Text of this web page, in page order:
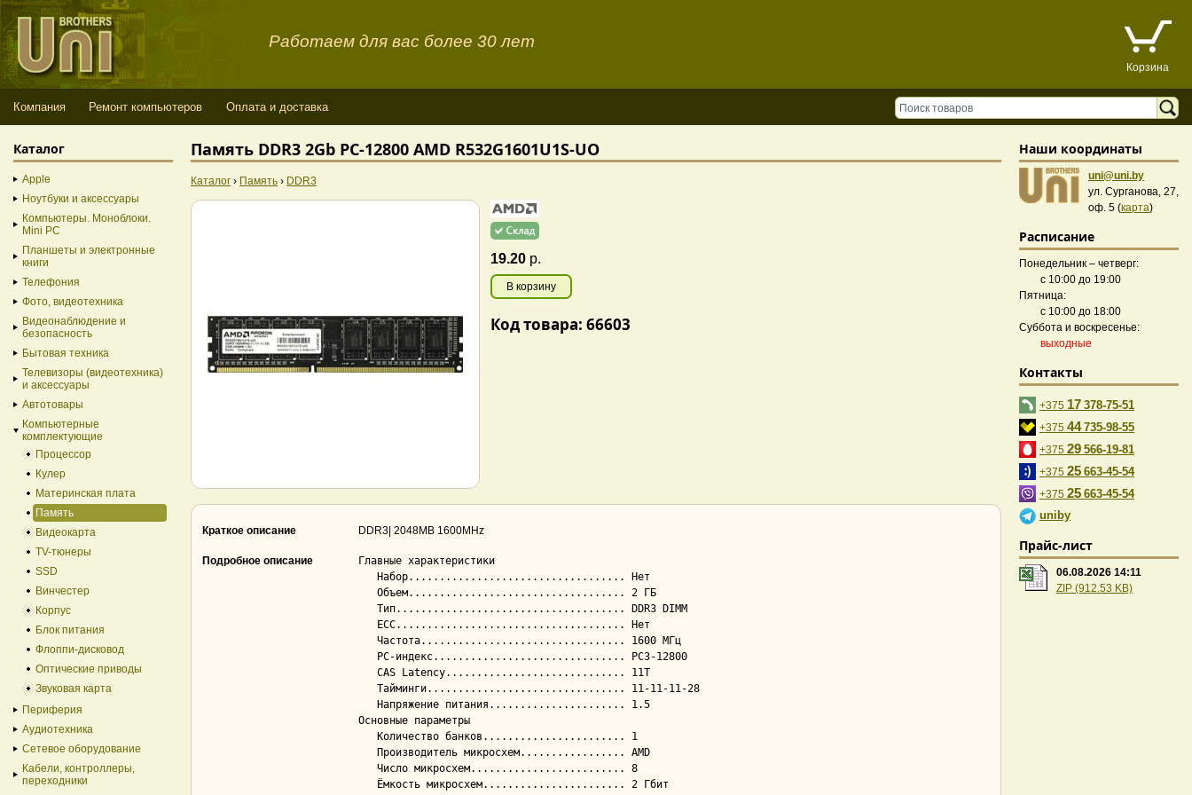
Работаем для вас более 30 лет
Корзина
Компания Ремонт компьютеров Оплата и доставка
Память DDR3 2Gb PC-12800 AMD R532G1601U1S-UO
Каталог › Память › DDR3
19.20 р.
В корзину
Код товара: 66603
Краткое описание DDR3| 2048MB 1600MHz
Подробное описание
Главные характеристики
Основные параметры
Каталог
Apple
Ноутбуки и аксессуары
Компьютеры. Моноблоки.
Mini PC
Планшеты и электронные
книги
Телефония
Фото, видеотехника
Видеонаблюдение и
безопасность
Бытовая техника
Телевизоры (видеотехника)
и аксессуары
Автотовары
Компьютерные
комплектующие
Процессор
Кулер
Материнская плата
Память
Видеокарта
TV-тюнеры
SSD
Винчестер
Корпус
Блок питания
Флоппи-дисковод
Оптические приводы
Звуковая карта
Периферия
Аудиотехника
Сетевое оборудование
Кабели, контроллеры,
переходники
Наши координаты
uni@uni.by
ул. Сурганова, 27,
оф. 5 (карта)
Расписание
Понедельник – четверг:
с 10:00 до 19:00
Пятница:
с 10:00 до 18:00
Суббота и воскресенье:
выходные
Контакты
+375 17 378-75-51
+375 44 735-98-55
+375 29 566-19-81
+375 25 663-45-54
+375 25 663-45-54
uniby
Прайс-лист
06.08.2026 14:11
ZIP (912.53 KB)